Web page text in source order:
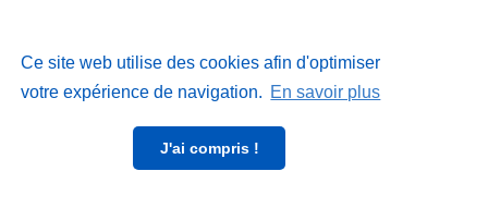
Ce site web utilise des cookies afin d'optimiser
votre expérience de navigation. En savoir plus
J'ai compris !